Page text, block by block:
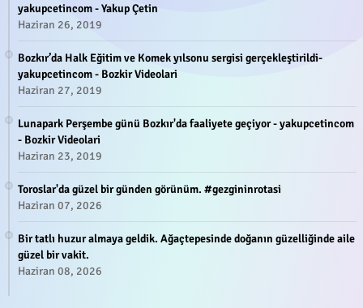
yakupcetincom - Yakup Çetin
Haziran 26, 2019
Bozkır’da Halk Eğitim ve Komek yılsonu sergisi gerçekleştirildi-
yakupcetincom - Bozkir Videolari
Haziran 27, 2019
Lunapark Perşembe günü Bozkır'da faaliyete geçiyor - yakupcetincom
- Bozkir Videolari
Haziran 23, 2019
Toroslar'da güzel bir günden görünüm. #gezgininrotasi
Haziran 07, 2026
Bir tatlı huzur almaya geldik. Ağaçtepesinde doğanın güzelliğinde aile
güzel bir vakit.
Haziran 08, 2026